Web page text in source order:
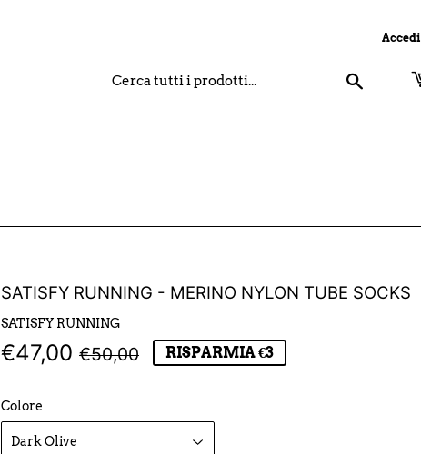
Accedi
SATISFY RUNNING - MERINO NYLON TUBE SOCKS
SATISFY RUNNING
€47,00 €50,00
PREZZO
€50,00
PREZZO
€47,00
RISPARMIA €3
Colore